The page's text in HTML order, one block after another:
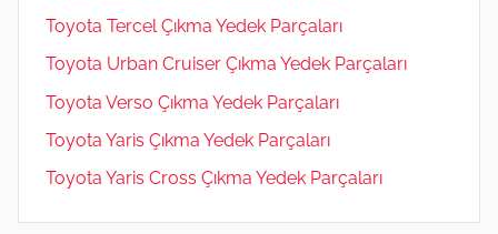
Toyota Tercel Çıkma Yedek Parçaları
Toyota Urban Cruiser Çıkma Yedek Parçaları
Toyota Verso Çıkma Yedek Parçaları
Toyota Yaris Çıkma Yedek Parçaları
Toyota Yaris Cross Çıkma Yedek Parçaları